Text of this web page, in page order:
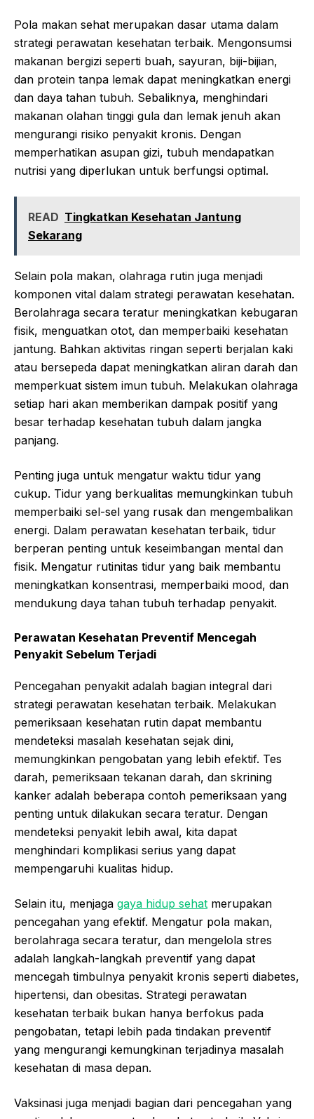
Pola makan sehat merupakan dasar utama dalam
strategi perawatan kesehatan terbaik. Mengonsumsi
makanan bergizi seperti buah, sayuran, biji-bijian,
dan protein tanpa lemak dapat meningkatkan energi
dan daya tahan tubuh. Sebaliknya, menghindari
makanan olahan tinggi gula dan lemak jenuh akan
mengurangi risiko penyakit kronis. Dengan
memperhatikan asupan gizi, tubuh mendapatkan
nutrisi yang diperlukan untuk berfungsi optimal.
READ Tingkatkan Kesehatan Jantung
Sekarang
Selain pola makan, olahraga rutin juga menjadi
komponen vital dalam strategi perawatan kesehatan.
Berolahraga secara teratur meningkatkan kebugaran
fisik, menguatkan otot, dan memperbaiki kesehatan
jantung. Bahkan aktivitas ringan seperti berjalan kaki
atau bersepeda dapat meningkatkan aliran darah dan
memperkuat sistem imun tubuh. Melakukan olahraga
setiap hari akan memberikan dampak positif yang
besar terhadap kesehatan tubuh dalam jangka
panjang.
Penting juga untuk mengatur waktu tidur yang
cukup. Tidur yang berkualitas memungkinkan tubuh
memperbaiki sel-sel yang rusak dan mengembalikan
energi. Dalam perawatan kesehatan terbaik, tidur
berperan penting untuk keseimbangan mental dan
fisik. Mengatur rutinitas tidur yang baik membantu
meningkatkan konsentrasi, memperbaiki mood, dan
mendukung daya tahan tubuh terhadap penyakit.
Perawatan Kesehatan Preventif Mencegah
Penyakit Sebelum Terjadi
Pencegahan penyakit adalah bagian integral dari
strategi perawatan kesehatan terbaik. Melakukan
pemeriksaan kesehatan rutin dapat membantu
mendeteksi masalah kesehatan sejak dini,
memungkinkan pengobatan yang lebih efektif. Tes
darah, pemeriksaan tekanan darah, dan skrining
kanker adalah beberapa contoh pemeriksaan yang
penting untuk dilakukan secara teratur. Dengan
mendeteksi penyakit lebih awal, kita dapat
menghindari komplikasi serius yang dapat
mempengaruhi kualitas hidup.
Selain itu, menjaga gaya hidup sehat merupakan
pencegahan yang efektif. Mengatur pola makan,
berolahraga secara teratur, dan mengelola stres
adalah langkah-langkah preventif yang dapat
mencegah timbulnya penyakit kronis seperti diabetes,
hipertensi, dan obesitas. Strategi perawatan
kesehatan terbaik bukan hanya berfokus pada
pengobatan, tetapi lebih pada tindakan preventif
yang mengurangi kemungkinan terjadinya masalah
kesehatan di masa depan.
Vaksinasi juga menjadi bagian dari pencegahan yang